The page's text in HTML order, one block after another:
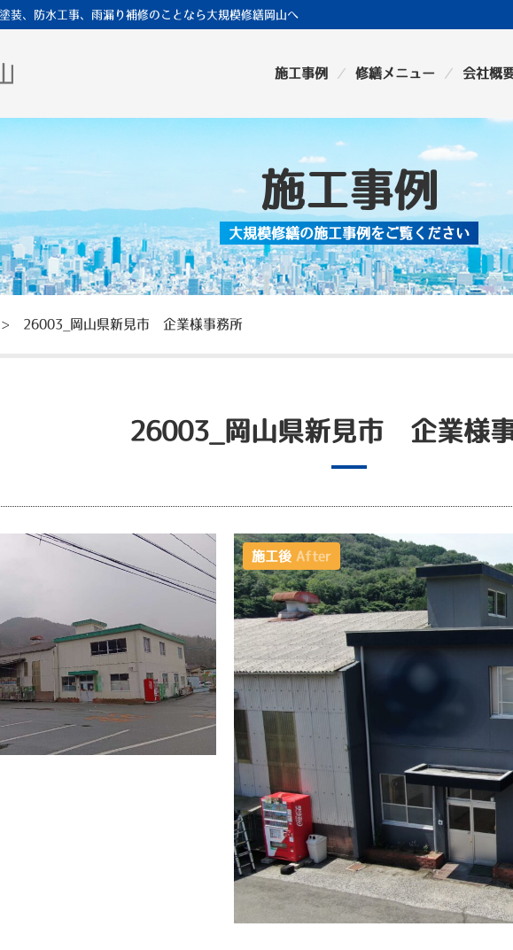
装、防水工事、雨漏り補修のことなら大規模修繕岡山へ
施工事例 修繕メニュー 会社概
施工事例
大規模修繕の施工事例をご覧ください
26003_岡山県新見市 企業様事務所
26003_岡山県新見市 企業様
施工後 After